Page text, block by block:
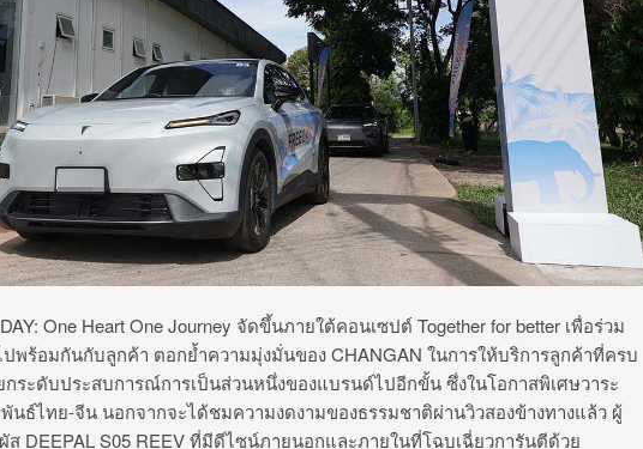
One Heart One Journey จัดขึ้นภายใต้คอนเซปต์Together for better เพื่อร่วม
พร้อมกันกับลูกค้า ตอกย้ำความมุ่งมั่นของCHANGAN ในการให้บริการลูกค้าที่ครบ
กระดับประสบการณ์การเป็นส่วนหนึ่งของแบรนด์ไปอีกขั้น ซึ่งในโอกาสพิเศษวาระ
นธ์ไทย-จีน นอกจากจะได้ชมความงดงามของธรรมชาติผ่านวิวสองข้างทางแล้ว ผู้
ส DEEPAL S05 REEVที่มีดีไซน์ภายนอกและภายในที่โฉบเฉี่ยวการันตีด้วย